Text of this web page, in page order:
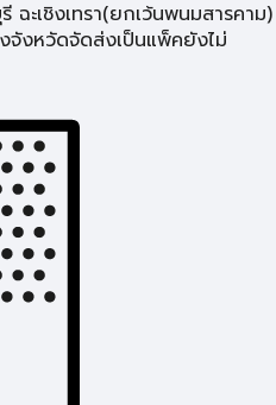
ะเชิงเทรา(ยกเว้นพนมสารคาม)
จังหวัดจัดส่งเป็นแพ็คยังไม่